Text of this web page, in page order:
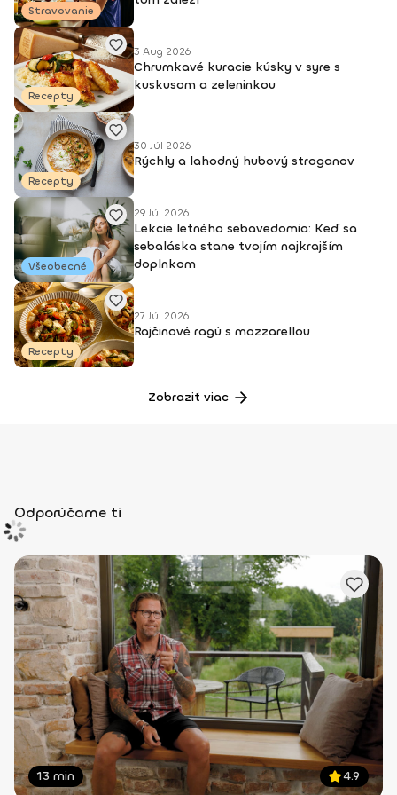
Stravovanie
Recepty
3 Aug 2026
Chrumkavé kuracie kúsky v syre s
kuskusom a zeleninkou
Recepty
30 Júl 2026
Rýchly a lahodný hubový stroganov
Všeobecné
29 Júl 2026
Lekcie letného sebavedomia: Keď sa
sebaláska stane tvojím najkrajším
doplnkom
Recepty
27 Júl 2026
Rajčinové ragú s mozzarellou
Zobraziť viac
Odporúčame ti
13 min 4.9